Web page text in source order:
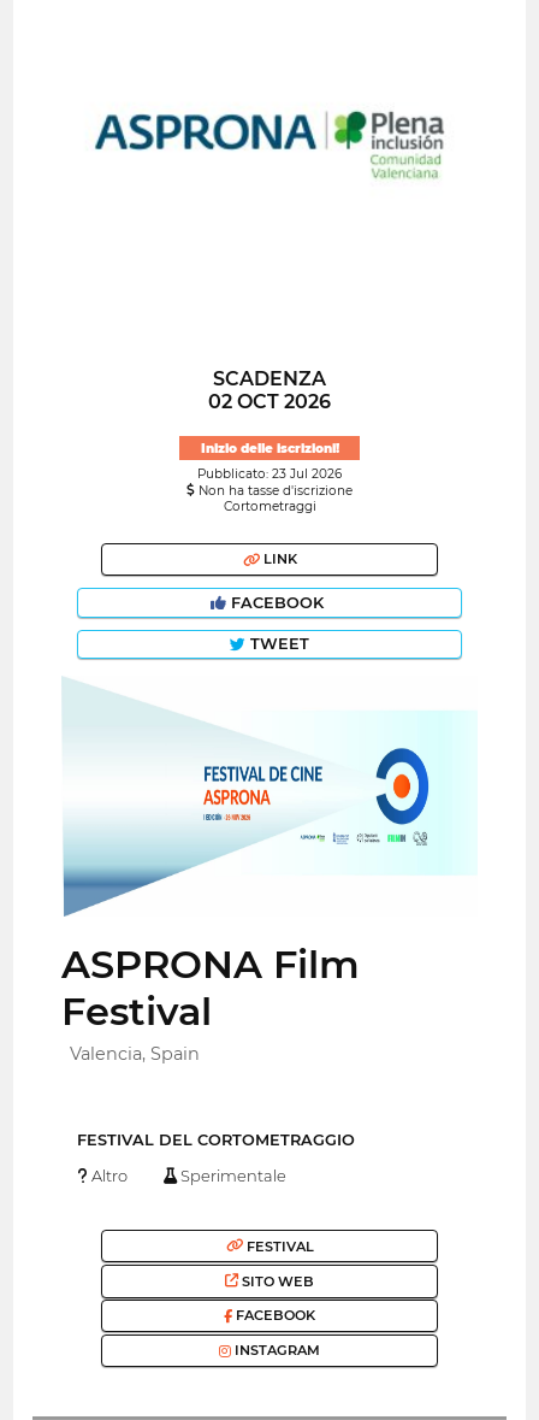
SCADENZA
02 OCT 2026
Inizio delle iscrizioni!
Pubblicato: 23 Jul 2026
Non ha tasse d'iscrizione
Cortometraggi
LINK
FACEBOOK
TWEET
ASPRONA Film
Festival
Valencia, Spain
FESTIVAL DEL CORTOMETRAGGIO
Altro Sperimentale
FESTIVAL
SITO WEB
FACEBOOK
INSTAGRAM